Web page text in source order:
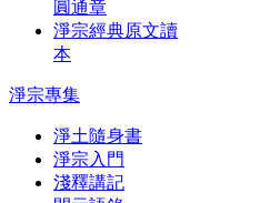
圓通章
淨宗經典原文讀
本
淨宗專集
淨土隨身書
淨宗入門
淺釋講記